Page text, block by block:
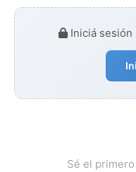
Iniciá
Sé el